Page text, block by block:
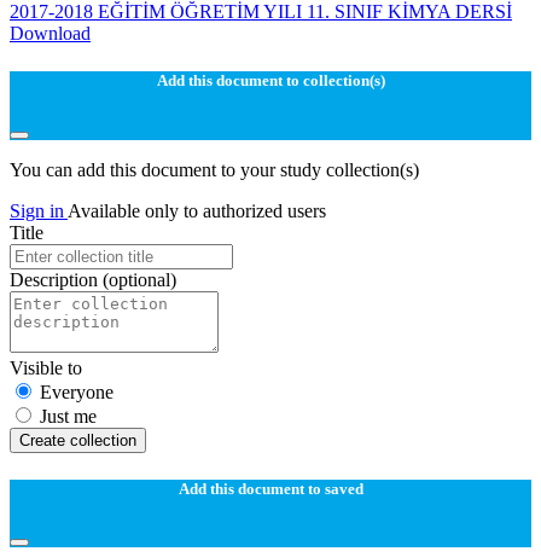
2017-2018 EĞİTİM ÖĞRETİM YILI 11. SINIF KİMYA DERSİ
Download
Add this document to collection(s)
You can add this document to your study collection(s)
Sign in Available only to authorized users
Title
Description (optional)
Visible to
Everyone
Just me
Create collection
Add this document to saved